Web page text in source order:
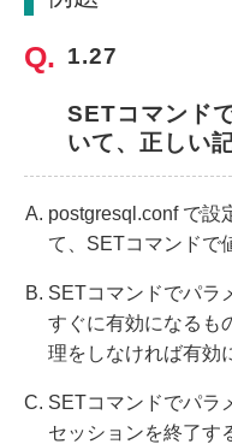
1.27
SETコマンド
いて、正しい
postgresql.conf で設
て、SETコマンドで
SETコマンドでパラ
すぐに有効になるも
理をしなければ有効
SETコマンドでパラ
セッションを終了す